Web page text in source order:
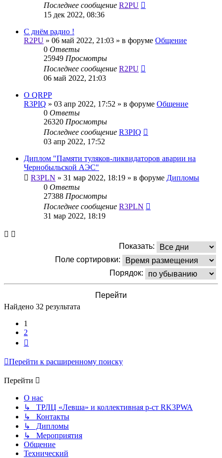
Последнее сообщение R2PU
15 дек 2022, 08:36
С днём радио !
R2PU » 06 май 2022, 21:03 » в форуме Общение
0 Ответы
25949 Просмотры
Последнее сообщение R2PU
06 май 2022, 21:03
О QRPP
R3PIQ » 03 апр 2022, 17:52 » в форуме Общение
0 Ответы
26320 Просмотры
Последнее сообщение R3PIQ
03 апр 2022, 17:52
Диплом "Памяти туляков-ликвидаторов аварии на
Чернобыльской АЭС"
R3PLN » 31 мар 2022, 18:19 » в форуме Дипломы
0 Ответы
27388 Просмотры
Последнее сообщение R3PLN
31 мар 2022, 18:19
Показать:
Поле сортировки:
Порядок:
Найдено 32 результата
1
2
Перейти к расширенному поиску
Перейти
О нас
↳ ТРЛЦ «Левша» и коллективная р-ст RK3PWA
↳ Контакты
↳ Дипломы
↳ Мероприятия
Общение
Технический